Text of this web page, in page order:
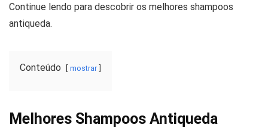
Continue lendo para descobrir os melhores shampoos
antiqueda.
Conteúdo mostrar
Melhores Shampoos Antiqueda